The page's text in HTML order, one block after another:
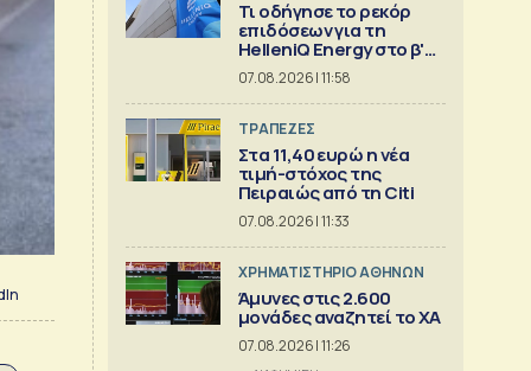
Τι οδήγησε το ρεκόρ
επιδόσεων για τη
HelleniQ Energy στο β'
τρίμηνο
07.08.2026 | 11:58
ΤΡΑΠΕΖΕΣ
Στα 11,40 ευρώ η νέα
τιμή-στόχος της
Πειραιώς από τη Citi
07.08.2026 | 11:33
XΡΗΜΑΤΙΣΤΗΡΙΟ ΑΘΗΝΩΝ
Άμυνες στις 2.600
μονάδες αναζητεί το ΧΑ
07.08.2026 | 11:26